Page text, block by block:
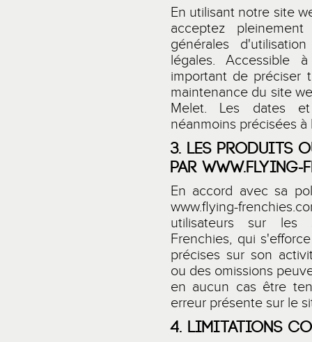
En utilisant notre site
acceptez
générales
légales.
important de préciser
maintenance du site
Melet. Les dates et
néanmoins précisées
3. LES PRODUITS
PARWWW.FLYING-
En accord avec sa
www.flying-
utilisateurs sur les
Frenchies, qui
précises sur son
ou des omissions
en aucun cas être
erreur présente sur le
4. LIMITATIONS